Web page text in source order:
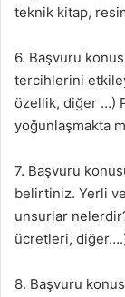
teknik kitap,
6. Başvuru
tercihlerini
özellik, diğer …)
yoğunlaşmakta
7. Başvuru
belirtiniz. Yerli
unsurlar
ücretleri,
8. Başvuru